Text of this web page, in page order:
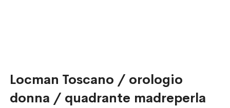
Locman Toscano / orologio
donna / quadrante madreperla